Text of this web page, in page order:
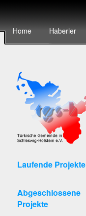
Home Haberler
Laufende Projekte
Abgeschlossene
Projekte